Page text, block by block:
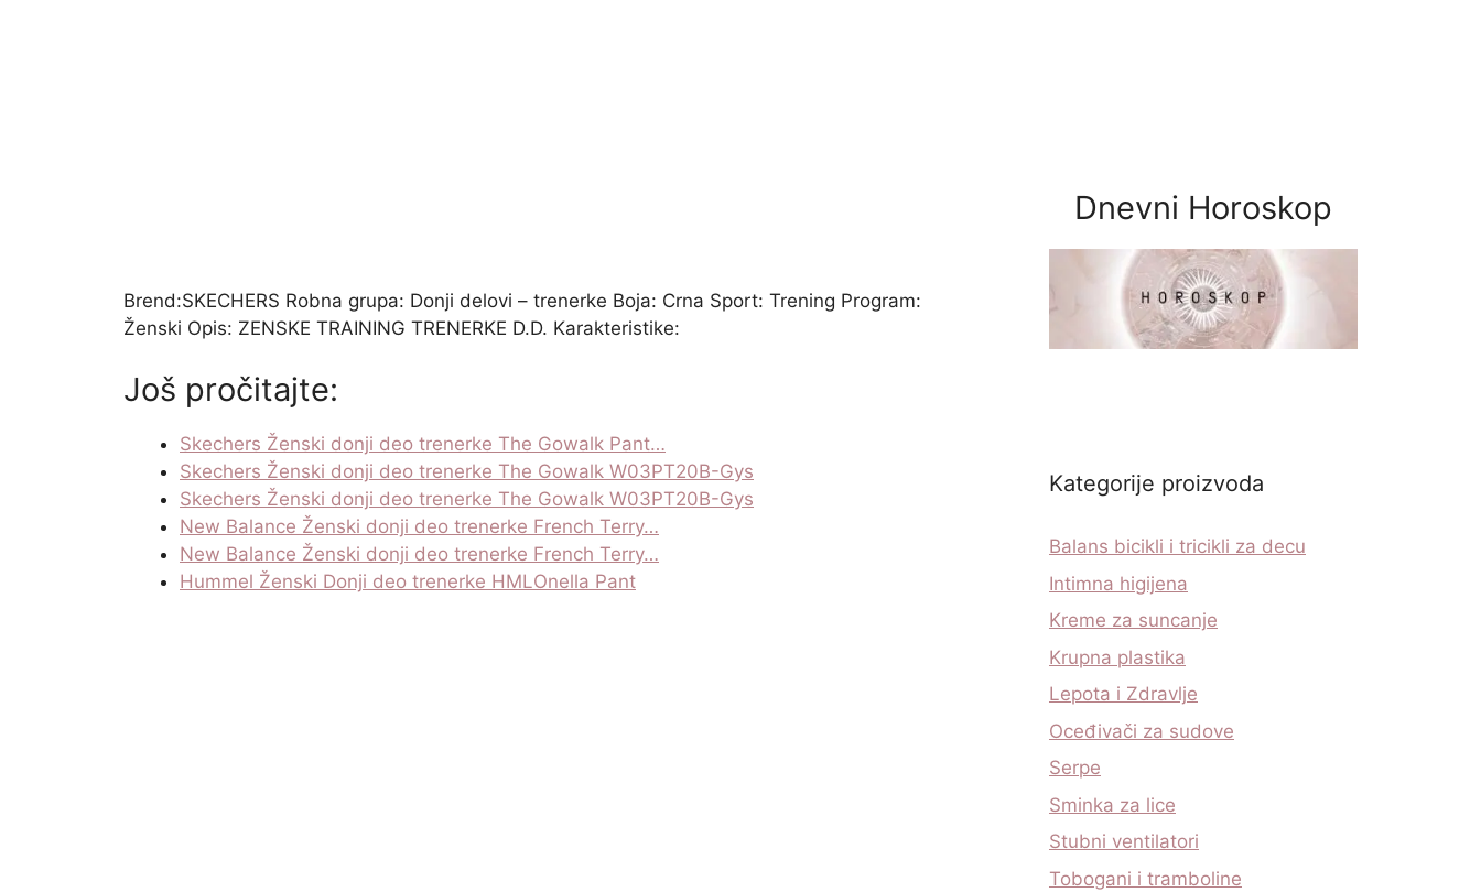
Brend:SKECHERS Robna grupa: Donji delovi – trenerke Boja: Crna Sport: Trening Program:
Ženski Opis: ZENSKE TRAINING TRENERKE D.D. Karakteristike:
Još pročitajte:
Skechers Ženski donji deo trenerke The Gowalk Pant…
Skechers Ženski donji deo trenerke The Gowalk W03PT20B-Gys
Skechers Ženski donji deo trenerke The Gowalk W03PT20B-Gys
New Balance Ženski donji deo trenerke French Terry…
New Balance Ženski donji deo trenerke French Terry…
Hummel Ženski Donji deo trenerke HMLOnella Pant
Dnevni Horoskop
Kategorije proizvoda
Balans bicikli i tricikli za decu
Intimna higijena
Kreme za suncanje
Krupna plastika
Lepota i Zdravlje
Oceđivači za sudove
Serpe
Sminka za lice
Stubni ventilatori
Tobogani i tramboline